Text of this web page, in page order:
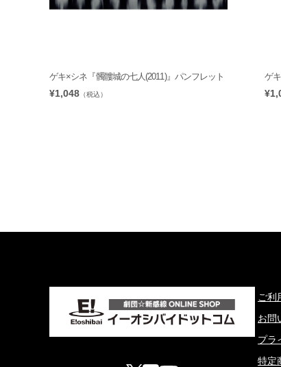
ゲキ×シネ『髑髏城の七人(2011)』パンフレット
¥1,048 （税込）
ゲ
ご利
お問
プラ
特定